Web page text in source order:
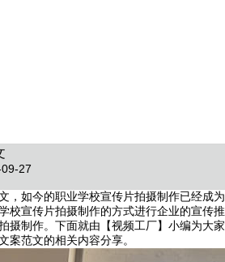
27
如今的职业学校宣传片拍摄制作已经成为
校宣传片拍摄制作的方式进行企业的宣传推
摄制作。下面就由【视频工厂】小编为大家
案范文的相关内容分享。